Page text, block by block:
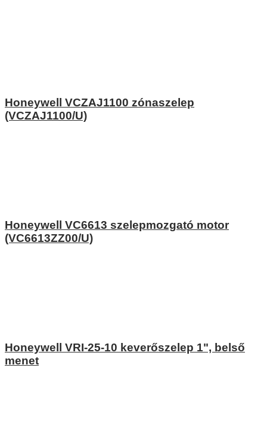
Honeywell VCZAJ1100 zónaszelep
(VCZAJ1100/U)
Honeywell VC6613 szelepmozgató motor
(VC6613ZZ00/U)
Honeywell VRI-25-10 keverőszelep 1", belső
menet